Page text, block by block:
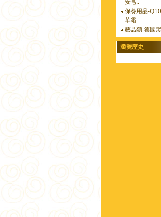
安皂..
保養用品-
華霜..
藝品類-德國
瀏覽歷史